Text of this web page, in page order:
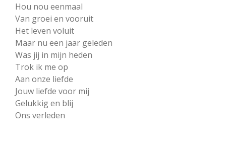
Hou nou eenmaal
Van groei en vooruit
Het leven voluit
Maar nu een jaar geleden
Was jij in mijn heden
Trok ik me op
Aan onze liefde
Jouw liefde voor mij
Gelukkig en blij
Ons verleden